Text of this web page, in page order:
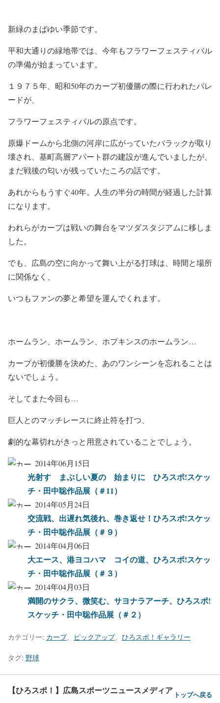
新緑のまばゆい季節です。
平和大通りの緑地帯では、今年もフラワーフェスティバル
の準備が始まっています。
１９７５年、昭和50年のカープ初優勝の際に行われたパレ
ードが、
フラワーフェスティバルの原点です。
原爆ドームから北側の河岸に広がっていたバラックが取り
壊され、基町高層アパート群の建設が進んでいましたが、
まだ戦後の匂いが残っていたころの話です。
あれからもうすぐ40年。人生の半分の時間が経過した計算
になります。
われらがカープは戦いの舞台をマツダスタジアムに移しま
した。
でも、広島の空に向かって舞い上がる打球は、時間と場所
に関係なく、
いつもファンの夢と希望を運んでくれます。
ホームラン、ホームラン、ホプキンスのホームラン…
カープが初優勝を決めた、あのワンシーンを忘れることは
ないでしょう。
そしてまた今回も…
巨人とのマッチレースに終止符を打つ、
劇的な幕切れがきっと用意されていることでしょう。
2014年06月15日
光射す まぶしい夏の 始まりに ひろスポ!スケッ
チ・田中聡作品展（＃11）
2014年05月24日
交流戦、出遅れ気後れ、巻き返せ！ひろスポ!スケッ
チ・田中聡作品展（＃９）
2014年04月06日
大エース、港ヨコハマ コイの道、ひろスポ!スケッ
チ・田中聡作品展（＃３）
2014年04月03日
満開のサクラ、微笑む、サヨナラアーチ、ひろスポ!
スケッチ・田中聡作品展（＃２）
カテゴリー: カープ、 ピックアップ、 ひろスポ！ギャラリー
タグ: 野球
【ひろスポ！】広島スポーツニュースメディア トップへ戻る